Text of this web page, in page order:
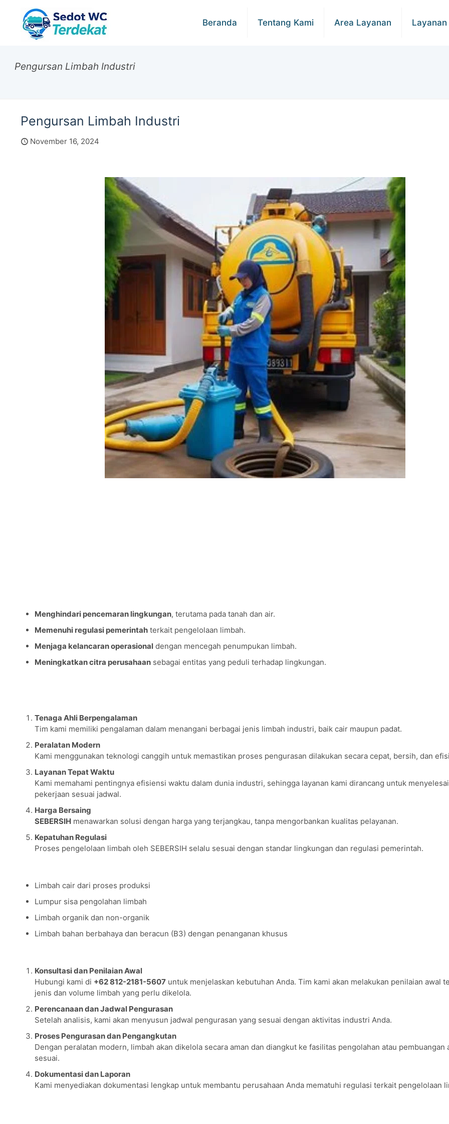
Beranda Tentang Kami Area Layanan Layanan
Pengursan Limbah Industri
Pengursan Limbah Industri
November 16, 2024
Menghindari pencemaran lingkungan, terutama pada tanah dan air.
Memenuhi regulasi pemerintahterkait pengelolaan limbah.
Menjaga kelancaran operasionaldengan mencegah penumpukan limbah.
Meningkatkan citra perusahaansebagai entitas yang peduli terhadap lingkungan.
Tenaga Ahli Berpengalaman
Tim kami memiliki pengalaman dalam menangani berbagai jenis limbah industri, baik cair maupun padat.
Peralatan Modern
Kami menggunakan teknologi canggih untuk memastikan proses pengurasan dilakukan secara cepat, bersih, dan
Layanan Tepat Waktu
Kami memahami pentingnya efisiensi waktu dalam dunia industri, sehingga layanan kami dirancang untuk
pekerjaan sesuai jadwal.
Harga Bersaing
SEBERSIHmenawarkan solusi dengan harga yang terjangkau, tanpa mengorbankan kualitas pelayanan.
Kepatuhan Regulasi
Proses pengelolaan limbah oleh SEBERSIH selalu sesuai dengan standar lingkungan dan regulasi pemerintah.
Limbah cair dari proses produksi
Lumpur sisa pengolahan limbah
Limbah organik dan non-organik
Limbah bahan berbahaya dan beracun (B3) dengan penanganan khusus
Konsultasi dan Penilaian Awal
Hubungi kami di +62 812-2181-5607untuk menjelaskan kebutuhan Anda. Tim kami akan melakukan penilaian awal
jenis dan volume limbah yang perlu dikelola.
Perencanaan dan Jadwal Pengurasan
Setelah analisis, kami akan menyusun jadwal pengurasan yang sesuai dengan aktivitas industri Anda.
Proses Pengurasan dan Pengangkutan
Dengan peralatan modern, limbah akan dikelola secara aman dan diangkut ke fasilitas pengolahan atau pembuangan
sesuai.
Dokumentasi dan Laporan
Kami menyediakan dokumentasi lengkap untuk membantu perusahaan Anda mematuhi regulasi terkait pengelolaan